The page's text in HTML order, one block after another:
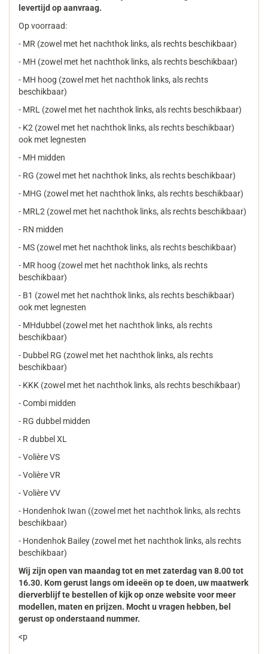
levertijd op aanvraag.
Op voorraad:
- MR (zowel met het nachthok links, als rechts beschikbaar)
- MH (zowel met het nachthok links, als rechts beschikbaar)
- MH hoog (zowel met het nachthok links, als rechts
beschikbaar)
- MRL (zowel met het nachthok links, als rechts beschikbaar)
- K2 (zowel met het nachthok links, als rechts beschikbaar)
ook met legnesten
- MH midden
- RG (zowel met het nachthok links, als rechts beschikbaar)
- MHG (zowel met het nachthok links, als rechts beschikbaar)
- MRL2 (zowel met het nachthok links, als rechts beschikbaar)
- RN midden
- MS (zowel met het nachthok links, als rechts beschikbaar)
- MR hoog (zowel met het nachthok links, als rechts
beschikbaar)
- B1 (zowel met het nachthok links, als rechts beschikbaar)
ook met legnesten
- MHdubbel (zowel met het nachthok links, als rechts
beschikbaar)
- Dubbel RG (zowel met het nachthok links, als rechts
beschikbaar)
- KKK (zowel met het nachthok links, als rechts beschikbaar)
- Combi midden
- RG dubbel midden
- R dubbel XL
- Volière VS
- Volière VR
- Volière VV
- Hondenhok Iwan ((zowel met het nachthok links, als rechts
beschikbaar)
- Hondenhok Bailey (zowel met het nachthok links, als rechts
beschikbaar)
Wij zijn open van maandag tot en met zaterdag van 8.00 tot
16.30. Kom gerust langs om ideeën op te doen, uw maatwerk
dierverblijf te bestellen of kijk op onze website voor meer
modellen, maten en prijzen. Mocht u vragen hebben, bel
gerust op onderstaand nummer.
<p